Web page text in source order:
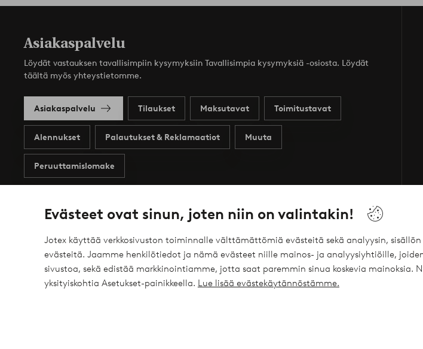
Evästeet ovat sinun, joten niin on valintakin!
Jotex käyttää verkkosivuston toiminnalle välttämättömiä evästeitä sekä analyysin,
evästeitä. Jaamme henkilötiedot ja nämä evästeet niille mainos- ja analyysiyhtiöille,
sivustoa, sekä edistää markkinointiamme, jotta saat paremmin sinua koskevia
yksityiskohtia Asetukset-painikkeella. Lue lisää evästekäytännöstämme.
Asiakaspalvelu
Löydät vastauksen tavallisimpiin kysymyksiin Tavallisimpia kysymyksiä -osiosta. Löydät
täältä myös yhteystietomme.
Asiakaspalvelu Tilaukset Maksutavat Toimitustavat
Alennukset Palautukset & Reklamaatiot Muuta
Peruuttamislomake
Omat sivut
Profiilini
Tapahtumat
Tietoa Jotexista
Tietoa Jotexista
Tietoa Ellos Groupista
Palvelumme
Joustavat maksutavat
Ellos Vakuutukset